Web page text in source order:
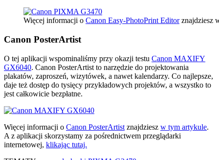
Więcej informacji o Canon Easy-PhotoPrint Editorznajdziesz
Canon PosterArtist
O tej aplikacji wspominaliśmy przy okazji testu Canon MAXIFY
GX6040. Canon PosterArtist to narzędzie do projektowania
plakatów, zaproszeń, wizytówek, a nawet kalendarzy. Co najlepsze,
daje też dostęp do tysięcy przykładowych projektów, a wszystko to
jest całkowicie bezpłatne.
Więcej informacji o Canon PosterArtist znajdziesz w tym artykule.
A z aplikacji skorzystamy za pośrednictwem przeglądarki
internetowej, klikając tutaj.